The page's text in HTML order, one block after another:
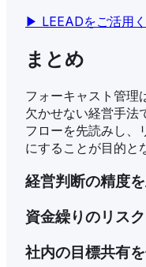
▶ LEEADをご活用く
まとめ
フォーキャスト管理
欠かせない経営手法
フローを先読みし、
にすることが目的と
経営判断の精度
資金繰りのリス
社内の目標共有